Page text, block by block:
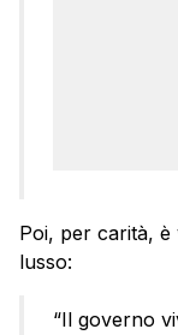
Poi, per carità, è
lusso:
“Il governo